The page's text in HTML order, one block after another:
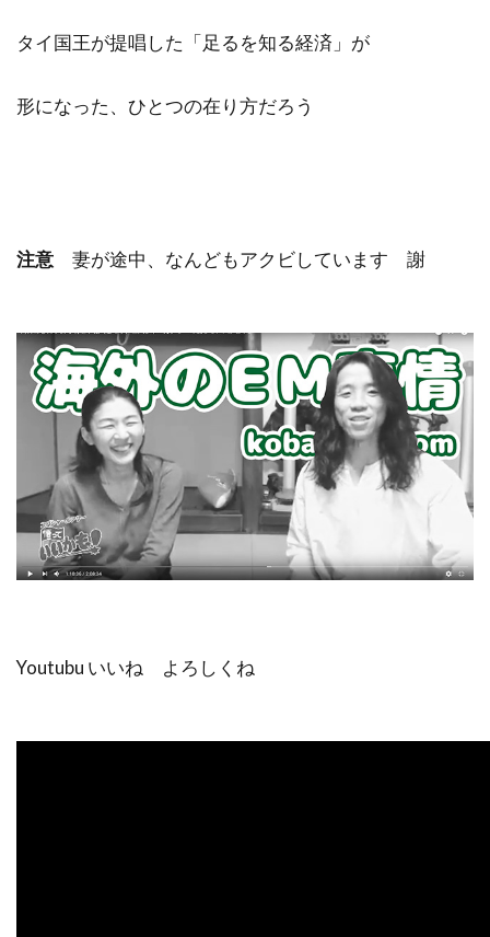
タイ国王が提唱した「足るを知る経済」が
形になった、ひとつの在り方だろう
注意 妻が途中、なんどもアクビしています 謝
Youtubu いいね よろしくね